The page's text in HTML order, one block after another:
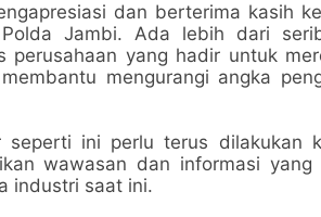
dan berterima kasih
Jambi. Ada lebih dari
yang hadir untuk
mengurangi angka
ini perlu terus dilakukan
wawasan dan informasi yang
industri saat ini.